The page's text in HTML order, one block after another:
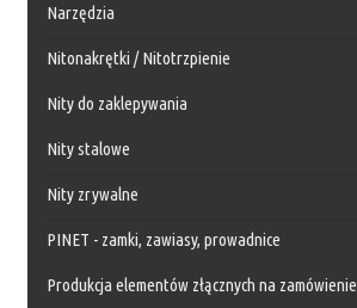
Narzędzia
Nitonakrętki / Nitotrzpienie
Nity do zaklepywania
Nity stalowe
Nity zrywalne
PINET - zamki, zawiasy, prowadnice
Produkcja elementów złącznych na zamówienie